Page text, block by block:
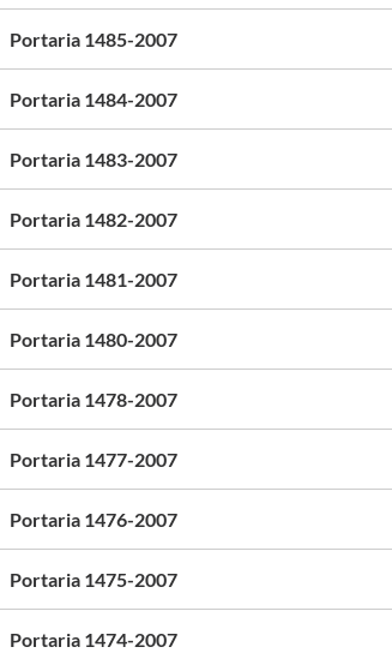
Portaria 1485-2007
Portaria 1484-2007
Portaria 1483-2007
Portaria 1482-2007
Portaria 1481-2007
Portaria 1480-2007
Portaria 1478-2007
Portaria 1477-2007
Portaria 1476-2007
Portaria 1475-2007
Portaria 1474-2007